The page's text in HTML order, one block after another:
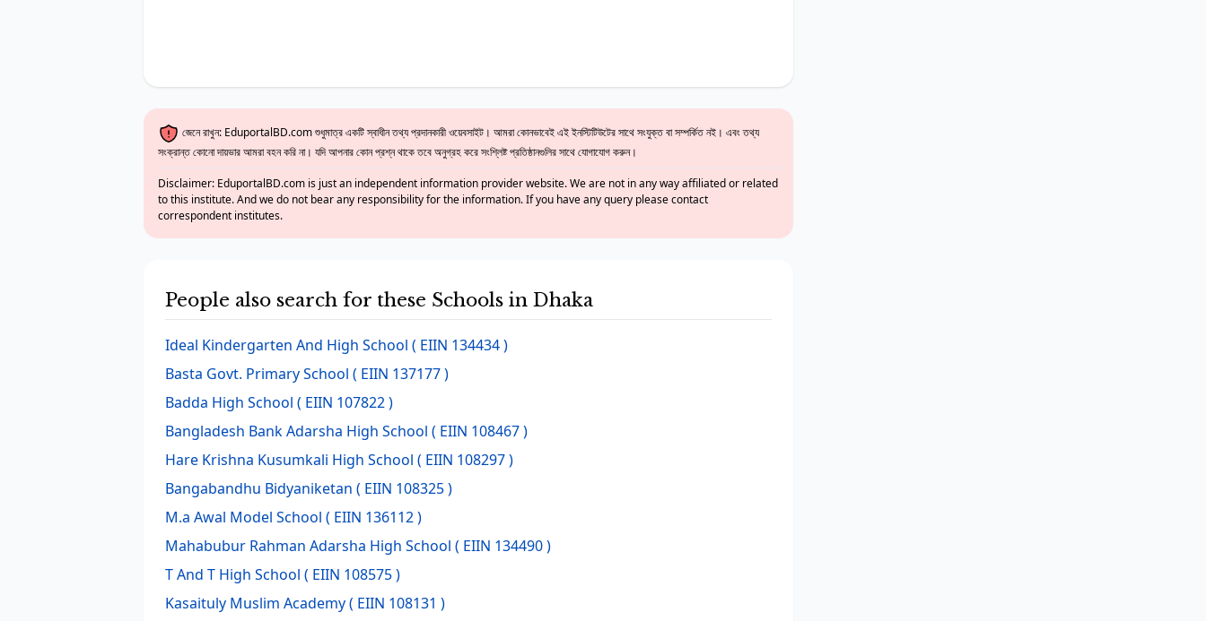
জেনে রাখুন: EduportalBD.com শুধুমাত্র একটি স্বাধীন তথ্য প্রদানকারী ওয়েবসাইট। আমরা কোনভাবেই এই ইনস্টিটিউটের সাথে সংযুক্ত বা সম্পর্কিত নই। এবং তথ্য
সংক্রান্ত কোনো দায়ভার আমরা বহন করি না। যদি আপনার কোন প্রশ্ন থাকে তবে অনুগ্রহ করে সংশ্লিষ্ট প্রতিষ্ঠানগুলির সাথে যোগাযোগ করুন।
Disclaimer: EduportalBD.com is just an independent information provider website. We are not in any way affiliated or related
to this institute. And we do not bear any responsibility for the information. If you have any query please contact
correspondent institutes.
People also search for these Schools in Dhaka
Ideal Kindergarten And High School ( EIIN 134434 )
Basta Govt. Primary School ( EIIN 137177 )
Badda High School ( EIIN 107822 )
Bangladesh Bank Adarsha High School ( EIIN 108467 )
Hare Krishna Kusumkali High School ( EIIN 108297 )
Bangabandhu Bidyaniketan ( EIIN 108325 )
M.a Awal Model School ( EIIN 136112 )
Mahabubur Rahman Adarsha High School ( EIIN 134490 )
T And T High School ( EIIN 108575 )
Kasaituly Muslim Academy( EIIN 108131 )